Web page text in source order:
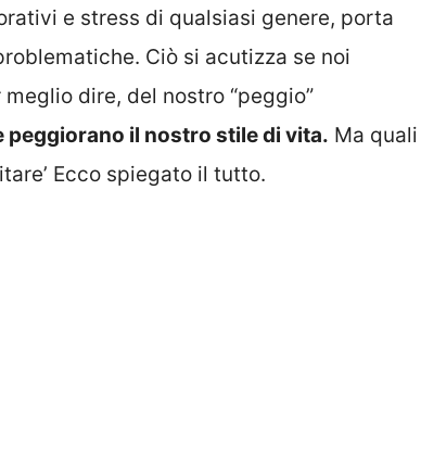
e stress di qualsiasi genere, porta
Ciò si acutizza se noi
dire, del nostro “peggio”
peggiorano il nostro stile di vita. Ma quali
Ecco spiegato il tutto.